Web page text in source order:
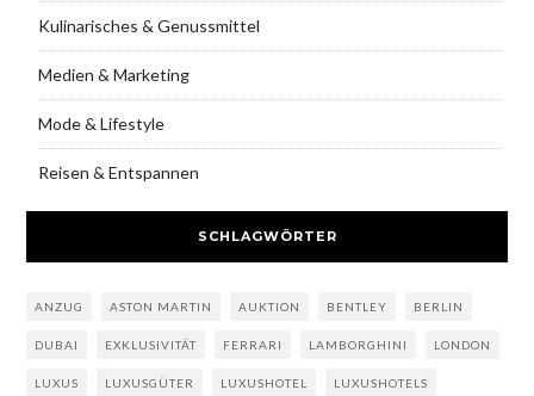
Kulinarisches & Genussmittel
Medien & Marketing
Mode & Lifestyle
Reisen & Entspannen
SCHLAGWÖRTER
ANZUG ASTON MARTIN AUKTION BENTLEY BERLIN
DUBAI EXKLUSIVITÄT FERRARI LAMBORGHINI LONDON
LUXUS LUXUSGÜTER LUXUSHOTEL LUXUSHOTELS